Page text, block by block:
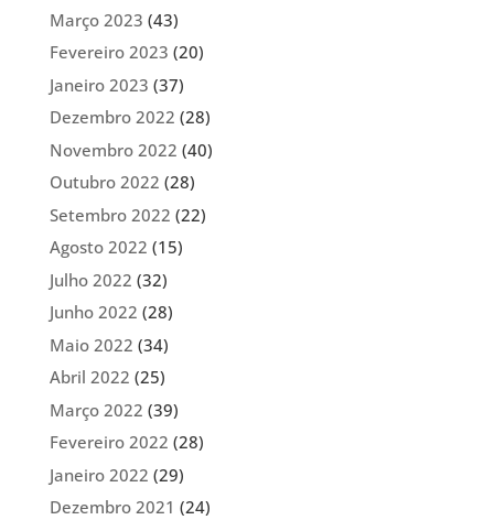
Março 2023 (43)
Fevereiro 2023 (20)
Janeiro 2023 (37)
Dezembro 2022 (28)
Novembro 2022 (40)
Outubro 2022 (28)
Setembro 2022 (22)
Agosto 2022 (15)
Julho 2022 (32)
Junho 2022 (28)
Maio 2022 (34)
Abril 2022 (25)
Março 2022 (39)
Fevereiro 2022 (28)
Janeiro 2022 (29)
Dezembro 2021 (24)